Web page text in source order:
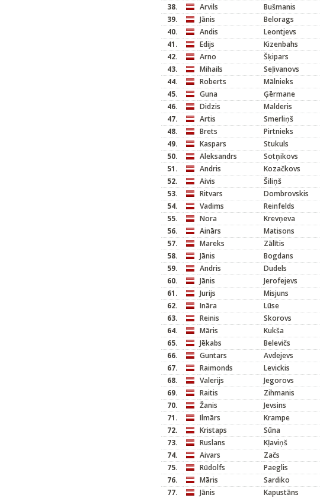
38.
Arvils Bušmanis
39.
Jānis Belorags
40.
Andis Leontjevs
41.
Edijs Kizenbahs
42.
Arno Šķipars
43.
Mihails Seļivanovs
44.
Roberts Mālnieks
45.
Guna Ģērmane
46.
Didzis Malderis
47.
Artis Smerliņš
48.
Brets Pirtnieks
49.
Kaspars Stukuls
50.
Aleksandrs Sotņikovs
51.
Andris Kozačkovs
52.
Aivis Šiliņš
53.
Ritvars Dombrovskis
54.
Vadims Reinfelds
55.
Nora Krevņeva
56.
Ainārs Matisons
57.
Mareks Zālītis
58.
Jānis Bogdans
59.
Andris Dudels
60.
Jānis Jerofejevs
61.
Jurijs Misjuns
62.
Ināra Lūse
63.
Reinis Skorovs
64.
Māris Kukša
65.
Jēkabs Belevičs
66.
Guntars Avdejevs
67.
Raimonds Levickis
68.
Valerijs Jegorovs
69.
Raitis Zihmanis
70.
Žanis Jevsins
71.
Ilmārs Krampe
72.
Kristaps Sūna
73.
Ruslans Kļaviņš
74.
Aivars Začs
75.
Rūdolfs Paeglis
76.
Māris Sardiko
77.
Jānis Kapustāns